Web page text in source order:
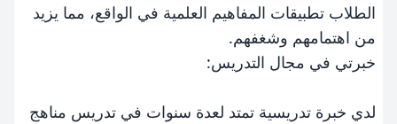
الطلاب تطبيقات المفاهيم العلمية في الواقع، مما يزيد
من اهتمامهم وشغفهم.
خبرتي في مجال التدريس:
لدي خبرة تدريسية تمتد لعدة سنوات في تدريس مناهج